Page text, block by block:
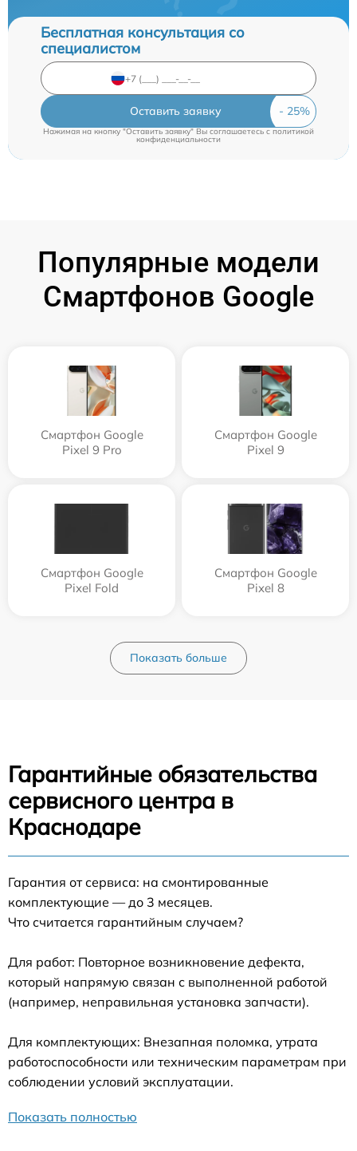
Бесплатная консультация со
специалистом
Оставить заявку
Нажимая на кнопку "Оставить заявку" Вы соглашаетесь c политикой
конфиденциальности
Популярные модели
Смартфонов Google
Смартфон Google
Pixel 9 Pro
Смартфон Google
Pixel 9
Смартфон Google
Pixel Fold
Смартфон Google
Pixel 8
Показать больше
Гарантийные обязательства
сервисного центра в
Краснодаре
Гарантия от сервиса: на смонтированные
комплектующие — до 3 месяцев.
Что считается гарантийным случаем?
Для работ: Повторное возникновение дефекта,
который напрямую связан с выполненной работой
(например, неправильная установка запчасти).
Для комплектующих: Внезапная поломка, утрата
работоспособности или техническим параметрам при
соблюдении условий эксплуатации.
Показать полностью